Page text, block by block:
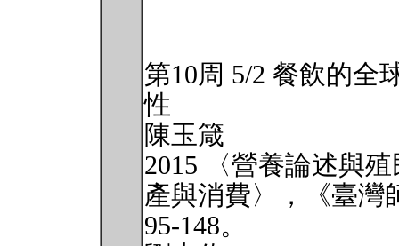
第10周 5/2 餐飲的全
性
陳玉箴
2015 〈營養論述與
產與消費〉，《臺灣
95-148。